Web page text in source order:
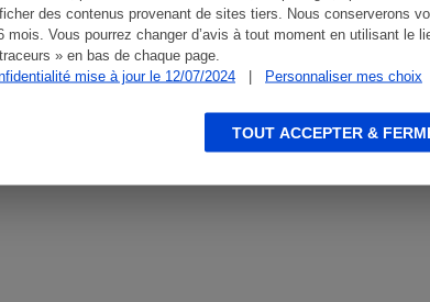
des contenus provenant de sites tiers. Nous conserverons
mois. Vous pourrez changer d’avis à tout moment en utilisant le
» en bas de chaque page.
mise à jour le 12/07/2024
| Personnaliser mes choix
TOUT ACCEPTER &